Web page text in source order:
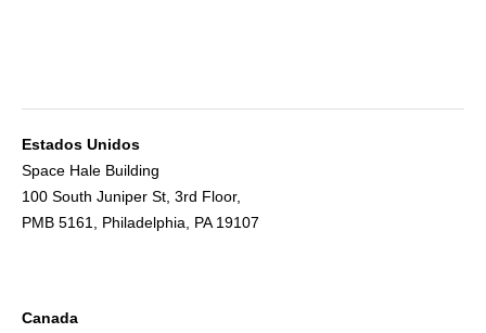
Estados Unidos
Space Hale Building
100 South Juniper St, 3rd Floor,
PMB 5161, Philadelphia, PA 19107
Canada